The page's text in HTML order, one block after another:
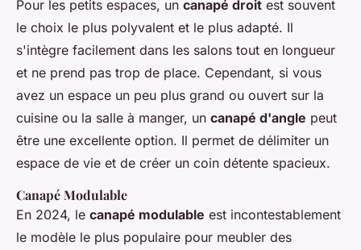
Pour les petits espaces, un canapé droit est souvent
le choix le plus polyvalent et le plus adapté. Il
s'intègre facilement dans les salons tout en longueur
et ne prend pas trop de place. Cependant, si vous
avez un espace un peu plus grand ou ouvert sur la
cuisine ou la salle à manger, un canapé d'angle peut
être une excellente option. Il permet de délimiter un
espace de vie et de créer un coin détente spacieux.
Canapé Modulable
En 2024, le canapé modulable est incontestablement
le modèle le plus populaire pour meubler des